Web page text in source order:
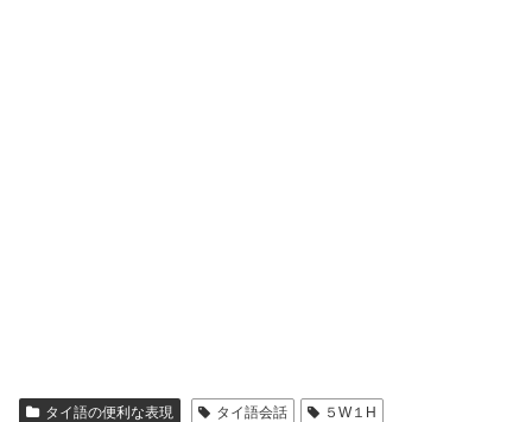
タイ語の便利な表現 タイ語会話 ５W１H